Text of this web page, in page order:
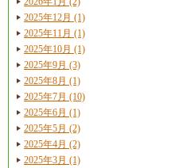
2025年12月 (1)
2025年11月 (1)
2025年10月 (1)
2025年9月 (3)
2025年8月 (1)
2025年7月 (10)
2025年6月 (1)
2025年5月 (2)
2025年4月 (2)
2025年3月 (1)